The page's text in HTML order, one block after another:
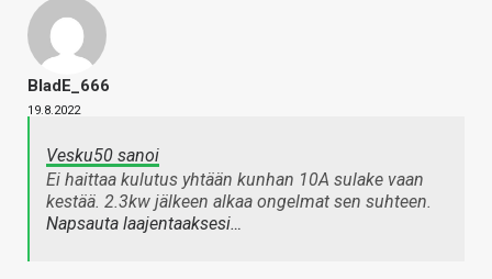
BladE_666
19.8.2022
Vesku50 sanoi
Ei haittaa kulutus yhtään kunhan 10A sulake vaan
kestää. 2.3kw jälkeen alkaa ongelmat sen suhteen.
Napsauta laajentaaksesi…